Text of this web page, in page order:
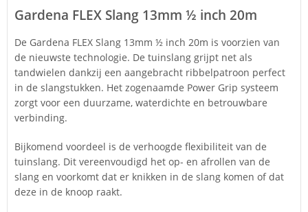
Gardena FLEX Slang 13mm ½ inch 20m
De Gardena FLEX Slang 13mm ½ inch 20m is voorzien van
de nieuwste technologie. De tuinslang grijpt net als
tandwielen dankzij een aangebracht ribbelpatroon perfect
in de slangstukken. Het zogenaamde Power Grip systeem
zorgt voor een duurzame, waterdichte en betrouwbare
verbinding.
Bijkomend voordeel is de verhoogde flexibiliteit van de
tuinslang. Dit vereenvoudigd het op- en afrollen van de
slang en voorkomt dat er knikken in de slang komen of dat
deze in de knoop raakt.